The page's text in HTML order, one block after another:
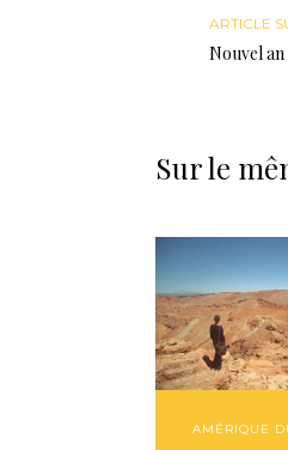
ARTICLE
Nouvel
Sur le
AMÉRIQUE